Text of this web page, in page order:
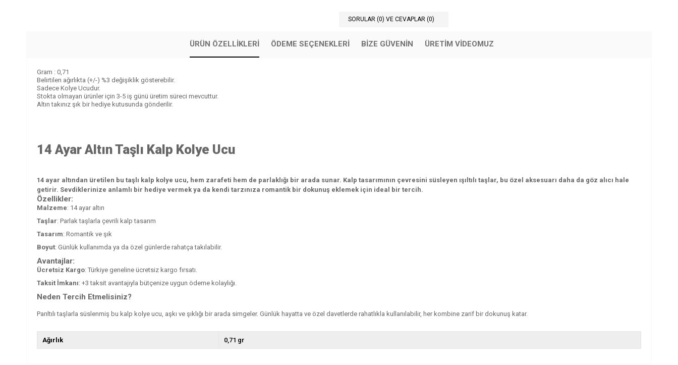
SORULAR (0) VE CEVAPLAR (0)
ÜRÜN ÖZELLIKLERI ÖDEME SEÇENEKLERI BIZE GÜVENIN ÜRETİM VİDEOMUZ
Gram : 0,71
Belirtilen ağırlıkta (+/-) %3 değişiklik gösterebilir.
Sadece Kolye Ucudur.
Stokta olmayan ürünler için 3-5 iş günü üretim süreci mevcuttur.
Altın takınız şık bir hediye kutusunda gönderilir.
14 Ayar Altın Taşlı Kalp Kolye Ucu
14 ayar altından üretilen bu taşlı kalp kolye ucu, hem zarafeti hem de parlaklığı bir arada sunar. Kalp tasarımının çevresini süsleyen ışıltılı taşlar, bu özel aksesuarı daha da göz alıcı hale
getirir. Sevdiklerinize anlamlı bir hediye vermek ya da kendi tarzınıza romantik bir dokunuş eklemek için ideal bir tercih.
Özellikler:
Malzeme: 14 ayar altın
Taşlar: Parlak taşlarla çevrili kalp tasarım
Tasarım: Romantik ve şık
Boyut: Günlük kullanımda ya da özel günlerde rahatça takılabilir.
Avantajlar:
Ücretsiz Kargo: Türkiye geneline ücretsiz kargo fırsatı.
Taksit İmkanı: +3 taksit avantajıyla bütçenize uygun ödeme kolaylığı.
Neden Tercih Etmelisiniz?
Parıltılı taşlarla süslenmiş bu kalp kolye ucu, aşkı ve şıklığı bir arada simgeler. Günlük hayatta ve özel davetlerde rahatlıkla kullanılabilir, her kombine zarif bir dokunuş katar.
Ağırlık 0,71 gr